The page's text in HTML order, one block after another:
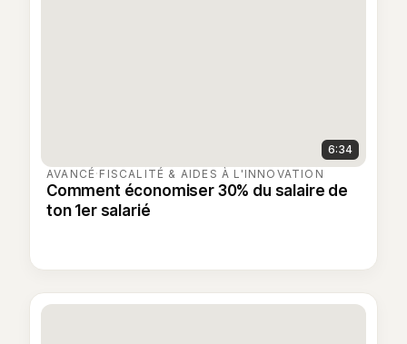
6:34
AVANCÉ· FISCALITÉ & AIDES À L'INNOVATION
Comment économiser 30% du salaire de
ton 1er salarié